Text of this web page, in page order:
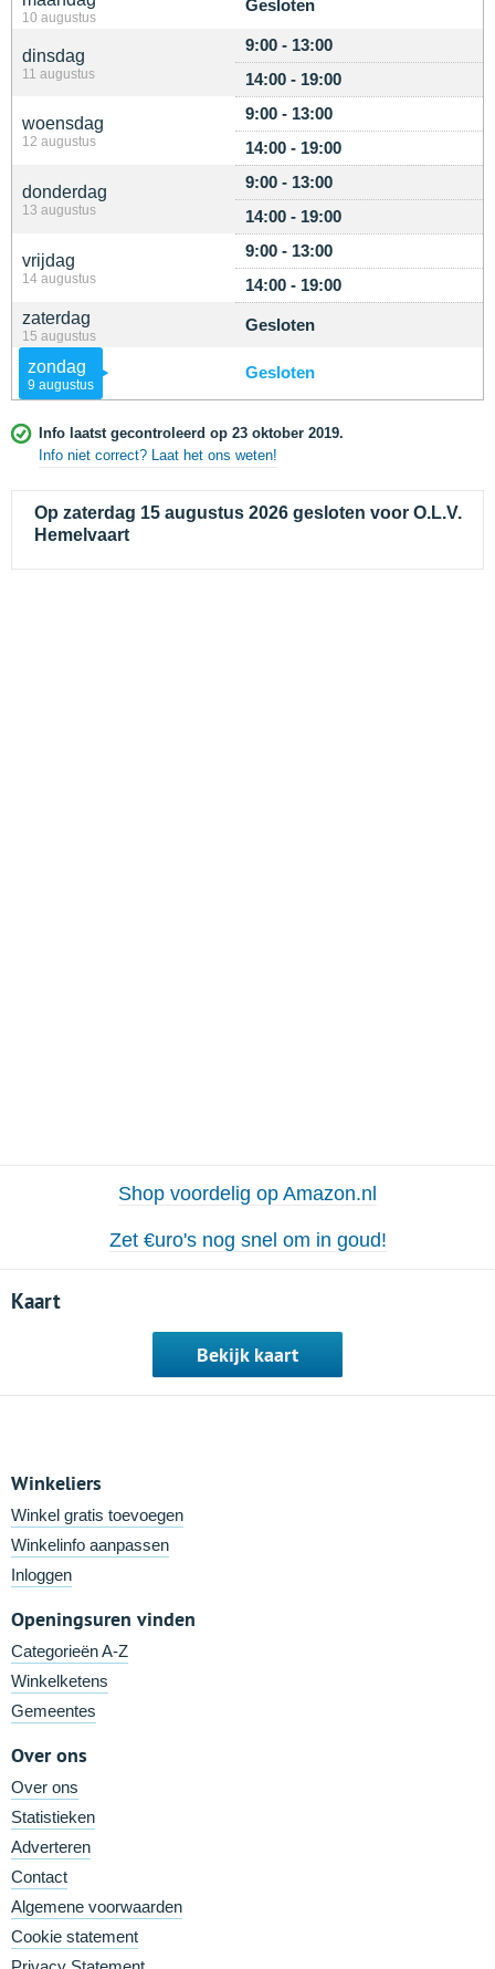
10 augustus
Gesloten
dinsdag
11 augustus
9:00 - 13:00
14:00 - 19:00
woensdag
12 augustus
9:00 - 13:00
14:00 - 19:00
donderdag
13 augustus
9:00 - 13:00
14:00 - 19:00
vrijdag
14 augustus
9:00 - 13:00
14:00 - 19:00
zaterdag
15 augustus
Gesloten
zondag
9 augustus
Gesloten
Info laatst gecontroleerd op 23 oktober 2019.
Info niet correct? Laat het ons weten!
Op zaterdag 15 augustus 2026 gesloten voor O.L.V.
Hemelvaart
Shop voordelig op Amazon.nl
Zet €uro's nog snel om in goud!
Kaart
Bekijk kaart
Winkeliers
Winkel gratis toevoegen
Winkelinfo aanpassen
Inloggen
Openingsuren vinden
Categorieën A-Z
Winkelketens
Gemeentes
Over ons
Over ons
Statistieken
Adverteren
Contact
Algemene voorwaarden
Cookie statement